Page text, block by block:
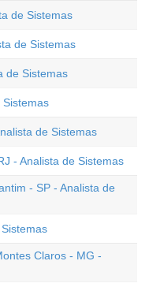
de Sistemas
de Sistemas
de Sistemas
Sistemas
de Sistemas
- Analista de Sistemas
- SP - Analista de
Claros - MG -